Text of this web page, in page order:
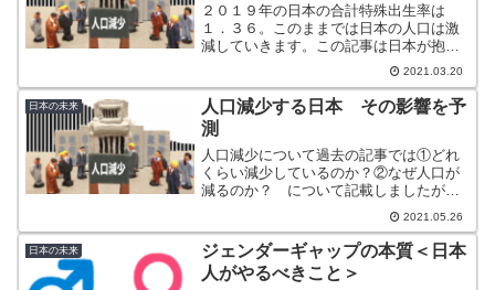
２０１９年の日本の合計特殊出生率は
１．３６。このままでは日本の人口は激
減していきます。この記事は日本が抱え
る大きな課題である「人口減少問題」に
ついて、その深刻さを多くの方に知って
もらい、今我々は何をすべきか？考えて
頂くことを目的としています。
2021.03.20
日本の未来
人口減少する日本 その影響を予
測
人口減少について過去の記事では①どれ
くらい減少しているのか？②なぜ人口が
減るのか？ について記載しましたが、
今回はその続編となります「人口減少に
よる影響」について独自の視点で予想し
てみました。
2021.05.26
日本の未来
ジェンダーギャップの本質＜日本
人がやるべきこと＞